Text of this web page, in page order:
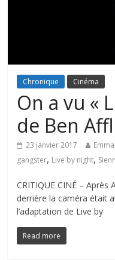
Chronique Cinéma
On a vu «
de Ben
23 janvier 2017 Emma
gangster, Live by night,
CRITIQUE CINÉ –
derrière la caméra était
l’adaptation de Live by
Read more